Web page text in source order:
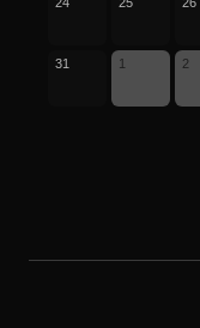
31 1 2